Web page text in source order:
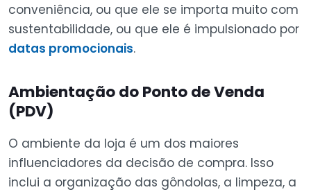
conveniência, ou que ele se importa muito com
sustentabilidade, ou que ele é impulsionado por
datas promocionais.
Ambientação do Ponto de Venda
(PDV)
O ambiente da loja é um dos maiores
influenciadores da decisão de compra. Isso
inclui a organização das gôndolas, a limpeza, a